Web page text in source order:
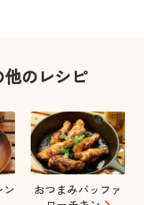
のレシピ
ン
おつまみバッファ